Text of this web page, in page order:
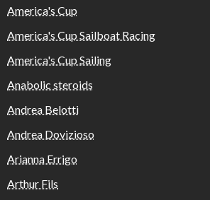
America's Cup
America's Cup Sailboat Racing
America's Cup Sailing
Anabolic steroids
Andrea Belotti
Andrea Dovizioso
Arianna Errigo
Arthur Fils